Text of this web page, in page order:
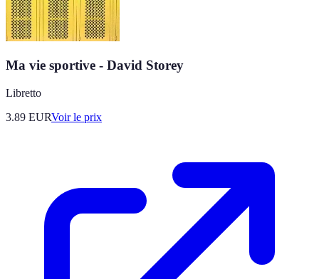
Ma vie sportive - David Storey
Libretto
3.89 EURVoir le prix